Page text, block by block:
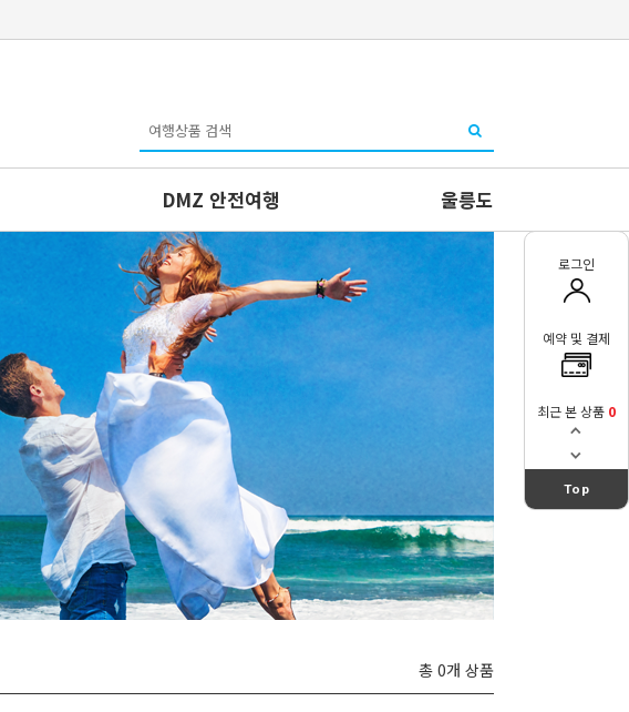
DMZ 안전여행 울릉도
총 0개 상품
로그인
예약 및 결제
최근 본 상품 0
Top